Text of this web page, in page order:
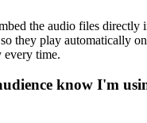
the audio files
they play automatically
every time.
know I'm